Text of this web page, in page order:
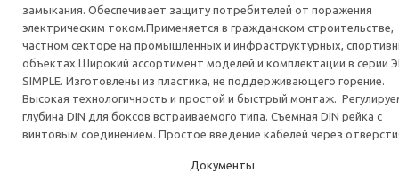
замыкания. Обеспечивает защиту потребителей от поражения
электрическим током.Применяется в гражданском строительстве,
частном секторе на промышленных и инфраструктурных,
объектах.Широкий ассортимент моделей и комплектации в серии
SIMPLE. Изготовлены из пластика, не поддерживающего горение.
Высокая технологичность и простой и быстрый монтаж.
глубина DIN для боксов встраиваемого типа. Съемная DIN рейка с
винтовым соединением. Простое введение кабелей через
Документы